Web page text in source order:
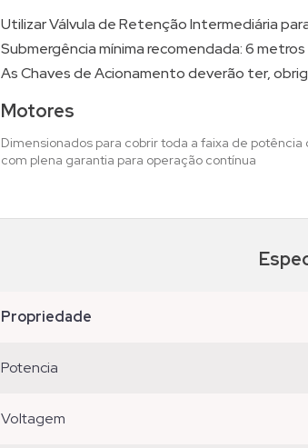
Utilizar Válvula de Retenção Intermediária
Submergência mínima recomendada: 6
As Chaves de Acionamento deverão ter,
Motores
Dimensionados para cobrir toda a faixa de
com plena garantia para operação contínua
propriedade
potencia
voltagem